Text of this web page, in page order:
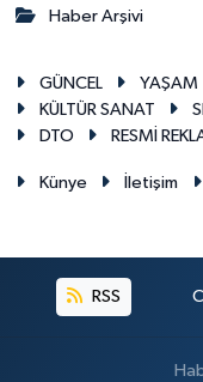
Haber Arşivi
GÜNCEL YAŞAM
KÜLTÜR SANAT
DTO
RESMİ
Künye İletişim
RSS